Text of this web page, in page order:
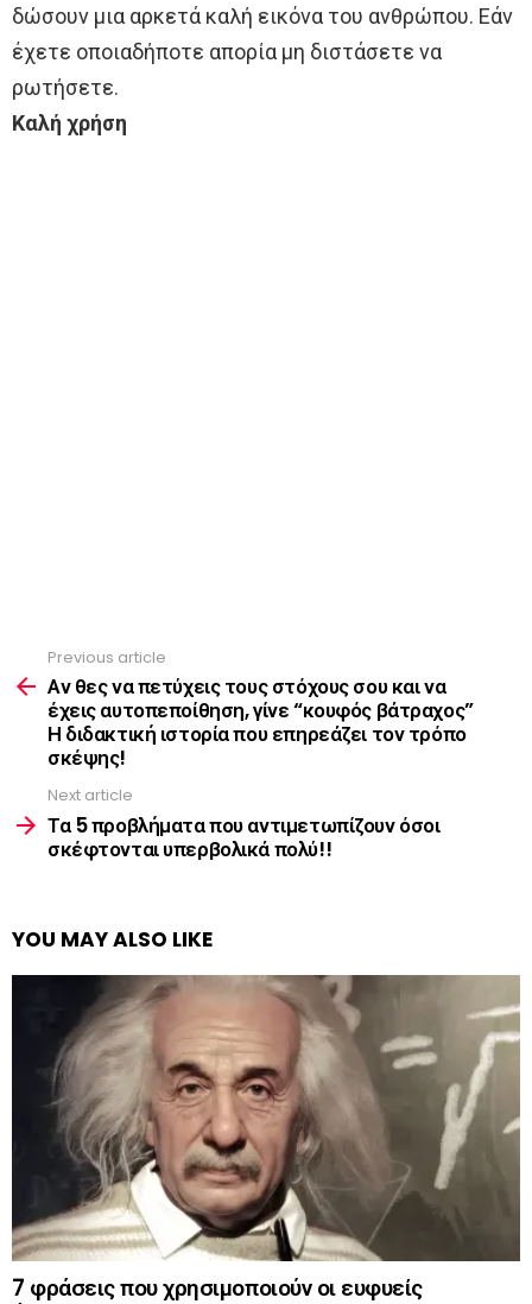
δώσουν μια αρκετά καλή εικόνα του ανθρώπου. Εάν
έχετε οποιαδήποτε απορία μη διστάσετε να
ρωτήσετε.
Καλή χρήση
more
Previous article
Αν θες να πετύχεις τους στόχους σου και να
έχεις αυτοπεποίθηση, γίνε “κουφός βάτραχος”
Η διδακτική ιστορία που επηρεάζει τον τρόπο
σκέψης!
Next article
Τα 5 προβλήματα που αντιμετωπίζουν όσοι
σκέφτονται υπερβολικά πολύ!!
YOU MAY ALSO LIKE
7 φράσεις που χρησιμοποιούν οι ευφυείς